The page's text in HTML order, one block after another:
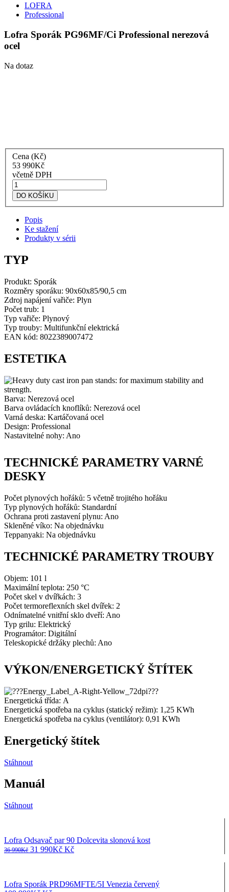
LOFRA
Professional
Lofra Sporák PG96MF/Ci Professional nerezová
ocel
Na dotaz
Cena (Kč)
53 990Kč
včetně DPH
Lofra
Sporák
PG96MF/Ci
nerezová
ocel
množství
DO KOŠÍKU
Popis
Ke stažení
Produkty v sérii
TYP
Produkt: Sporák
Rozměry sporáku: 90x60x85/90,5 cm
Zdroj napájení vařiče: Plyn
Počet trub: 1
Typ vařiče: Plynový
Typ trouby: Multifunkční elektrická
EAN kód: 8022389007472
ESTETIKA
Barva: Nerezová ocel
Barva ovládacích knoflíků: Nerezová ocel
Varná deska: Kartáčovaná ocel
Design: Professional
Nastavitelné nohy: Ano
TECHNICKÉ PARAMETRY VARNÉ
DESKY
Počet plynových hořáků: 5 včetně trojitého hořáku
Typ plynových hořáků: Standardní
Ochrana proti zastavení plynu: Ano
Skleněné víko: Na objednávku
Teppanyaki: Na objednávku
TECHNICKÉ PARAMETRY TROUBY
Objem: 101 l
Maximální teplota: 250 °C
Počet skel v dvířkách: 3
Počet termoreflexních skel dvířek: 2
Odnímatelné vnitřní sklo dveří: Ano
Typ grilu: Elektrický
Programátor: Digitální
Teleskopické držáky plechů: Ano
VÝKON/ENERGETICKÝ ŠTÍTEK
Energetická třída: A
Energetická spotřeba na cyklus (statický režim): 1,25 KWh
Energetická spotřeba na cyklus (ventilátor): 0,91 KWh
Energetický štítek
Stáhnout
Manuál
Stáhnout
Lofra Odsavač par 90 Dolcevita slonová kost
36 990Kč Původní
990Kč
31 990KčAktuální
990Kč
Kč
Lofra Sporák PRD96MFTE/5I Venezia červený